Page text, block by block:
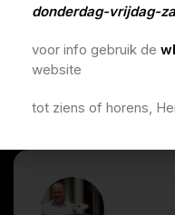
donderdag-vrijdag-
voor info gebruik de
website
tot ziens of horens,